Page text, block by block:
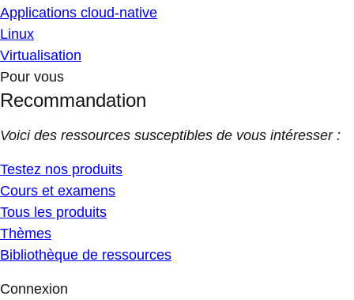
Applications cloud-native
Linux
Virtualisation
Pour vous
Recommandation
Voici des ressources susceptibles de vous intéresser :
Testez nos produits
Cours et examens
Tous les produits
Thèmes
Bibliothèque de ressources
Connexion